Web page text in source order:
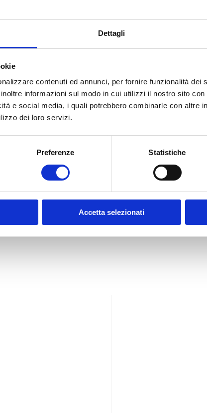
Dettagli
contenuti ed annunci, per fornire funzionalità dei
informazioni sul modo in cui utilizzi il nostro sito
e social media, i quali potrebbero combinarle con altre
dei loro servizi.
Preferenze Statistiche
Accetta selezionati